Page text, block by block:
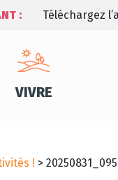
: Téléchargez
VIVRE
! >